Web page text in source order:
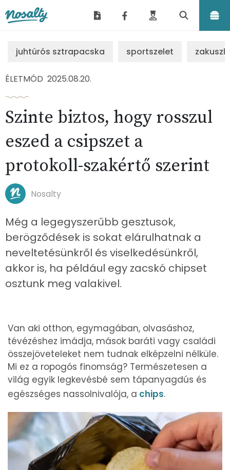
juhtúrós sztrapacska sportszelet
ÉLETMÓD 2025.08.20.
Szinte biztos, hogy rosszul
eszed a csipszet a
protokoll-szakértő szerint
Nosalty
Még a legegyszerűbb gesztusok,
berögződések is sokat elárulhatnak a
neveltetésünkről és viselkedésünkről,
akkor is, ha például egy zacskó chipset
osztunk meg valakivel.
Van aki otthon, egymagában, olvasáshoz,
tévézéshez imádja, mások baráti vagy családi
összejöveteleket nem tudnak elképzelni nélküle.
Mi ez a ropogós finomság? Természetesen a
világ egyik legkevésbé sem tápanyagdús és
egészséges nassolnivalója, a chips.